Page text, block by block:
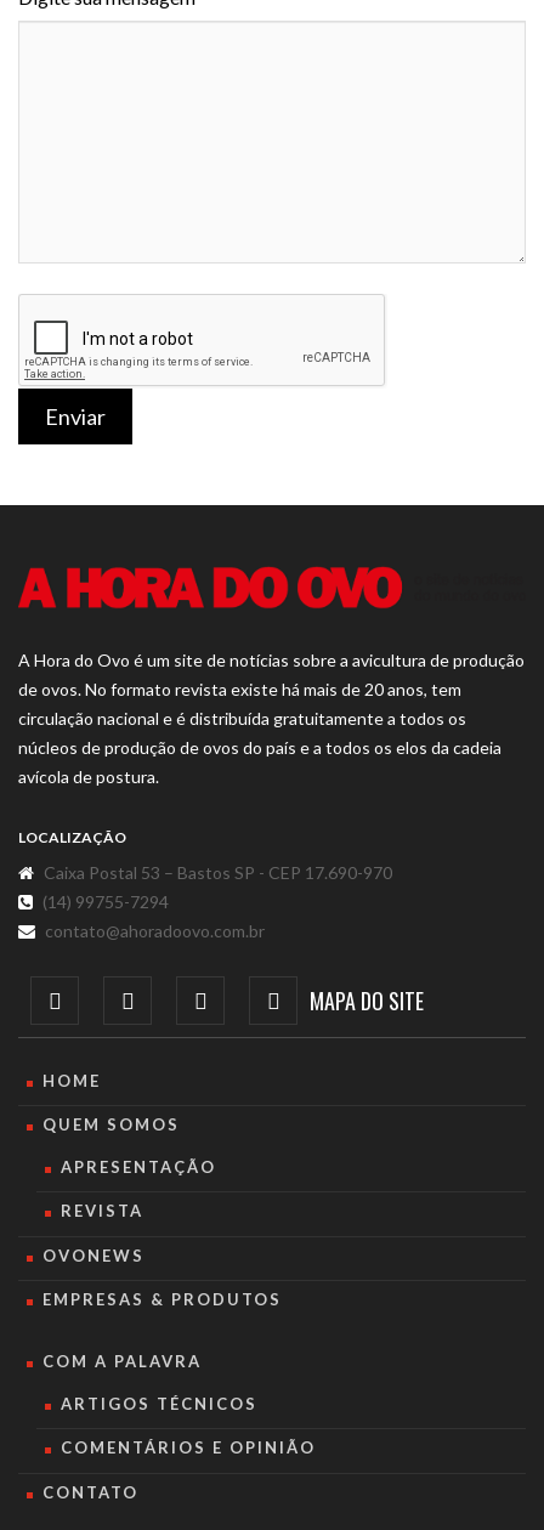
Enviar
A Hora do Ovo é um site de notícias sobre a avicultura de produção
de ovos. No formato revista existe há mais de 20 anos, tem
circulação nacional e é distribuída gratuitamente a todos os
núcleos de produção de ovos do país e a todos os elos da cadeia
avícola de postura.
LOCALIZAÇÃO
Caixa Postal 53 – Bastos SP - CEP 17.690-970
(14) 99755-7294
contato@ahoradoovo.com.br
MAPA DO SITE
HOME
QUEM SOMOS
APRESENTAÇÃO
REVISTA
OVONEWS
EMPRESAS & PRODUTOS
COM A PALAVRA
ARTIGOS TÉCNICOS
COMENTÁRIOS E OPINIÃO
CONTATO